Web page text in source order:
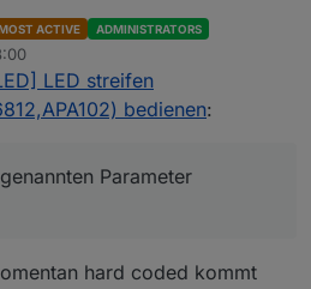
times for data polling and
send changes immediatly and
genannten Parameter
ACTIVE ADMINISTRATORS
LED streifen
bedienen:
Parameter
hard coded kommt